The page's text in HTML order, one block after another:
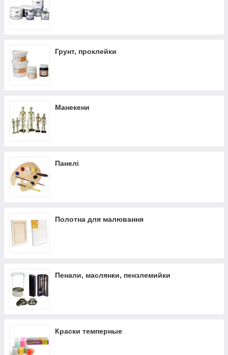
Грунт, проклейки
Манекени
Панелі
Полотна для малювання
Пенали, маслянки, пензлемийки
Краски темперные